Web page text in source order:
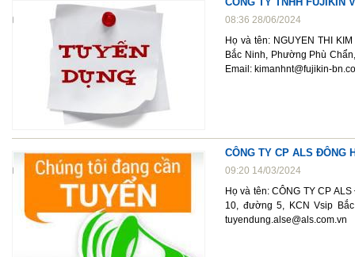
08:36 28/06/2024
Họ và tên: NGUYEN THI
Bắc Ninh, Phường Phù
Email: kimanhnt@fujikin-
CÔNG TY CP ALS ĐÔNG
09:20 14/03/2024
Họ và tên: CÔNG TY CP
10, đường 5, KCN Vsip
tuyendung.alse@als.com.vn